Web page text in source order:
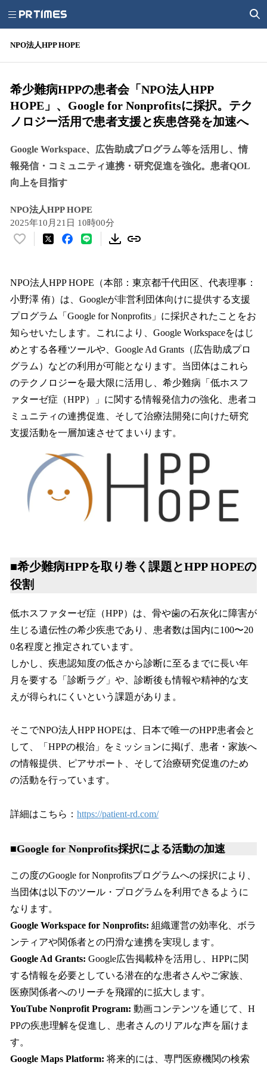
NPO法人HPP HOPE
希少難病HPPの患者会「NPO法人HPP
HOPE」、Google for Nonprofitsに採択。テク
ノロジー活用で患者支援と疾患啓発を加速へ
Google Workspace、広告助成プログラム等を活用し、情
報発信・コミュニティ連携・研究促進を強化。患者QOL
向上を目指す
NPO法人HPP HOPE
2025年10月21日 10時00分
い
！
数
を
読
み
込
み
中
で
す
NPO法人HPP HOPE（本部：東京都千代田区、代表理事：
小野澤 侑）は、Googleが非営利団体向けに提供する支援
プログラム「Google for Nonprofits」に採択されたことをお
知らせいたします。これにより、Google Workspaceをはじ
めとする各種ツールや、Google Ad Grants（広告助成プロ
グラム）などの利用が可能となります。当団体はこれら
のテクノロジーを最大限に活用し、希少難病「低ホスフ
ァターゼ症（HPP）」に関する情報発信力の強化、患者コ
ミュニティの連携促進、そして治療法開発に向けた研究
支援活動を一層加速させてまいります。
■希少難病HPPを取り巻く課題とHPP HOPEの
役割
低ホスファターゼ症（HPP）は、骨や歯の石灰化に障害が
生じる遺伝性の希少疾患であり、患者数は国内に100〜20
0名程度と推定されています。
しかし、疾患認知度の低さから診断に至るまでに長い年
月を要する「診断ラグ」や、診断後も情報や精神的な支
えが得られにくいという課題がありま。
そこでNPO法人HPP HOPEは、日本で唯一のHPP患者会と
して、「HPPの根治」をミッションに掲げ、患者・家族へ
の情報提供、ピアサポート、そして治療研究促進のため
の活動を行っています。
詳細はこちら： https://patient-rd.com/
■Google for Nonprofits採択による活動の加速
この度のGoogle for Nonprofitsプログラムへの採択により、
当団体は以下のツール・プログラムを利用できるように
なります。
Google Workspace for Nonprofits: 組織運営の効率化、ボラ
ンティアや関係者との円滑な連携を実現します。
Google Ad Grants: Google広告掲載枠を活用し、HPPに関
する情報を必要としている潜在的な患者さんやご家族、
医療関係者へのリーチを飛躍的に拡大します。
YouTube Nonprofit Program: 動画コンテンツを通じて、H
PPの疾患理解を促進し、患者さんのリアルな声を届けま
す。
Google Maps Platform: 将来的には、専門医療機関の検索